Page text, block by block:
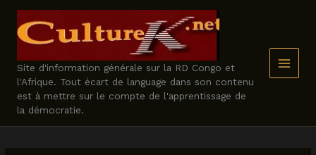
content
Site d'information générale sur la RD Congo et
l'Afrique. Tout écart de language dans son contenu
est à mettre sur le compte de l'apprentissage de
la démocratie.